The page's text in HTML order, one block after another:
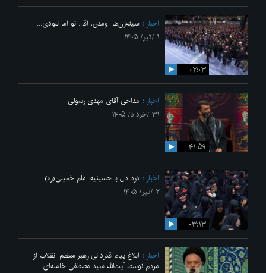
۰۲:۰۳
اخبار
سینه‌زن‌ها اومدن،‌ آقا.. تو اما نبودی...
۱ /تیر/ ۱۴۰۵
۴۱:۵۹
اخبار
مداحی آقای مهدی رسولی
۳۱ /خرداد/ ۱۴۰۵
۰۳:۱۳
اخبار
درد دل با حسینیه امام خمینی(ره)
۲ /تیر/ ۱۴۰۵
اخبار
ابلاغ پیام قدردانی رهبر معظم انقلاب از
مردم توسط آیت‌الله سید مصطفی خامنه‌ای